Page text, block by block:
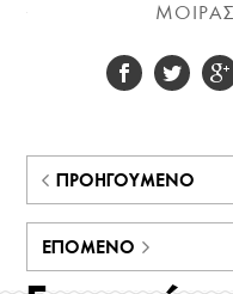
ΠΡΟΗΓΟΎΜΕΝΟ
ΕΠΌΜΕΝΟ